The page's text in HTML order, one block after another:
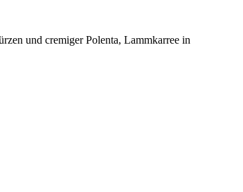
und cremiger Polenta, Lammkarree in